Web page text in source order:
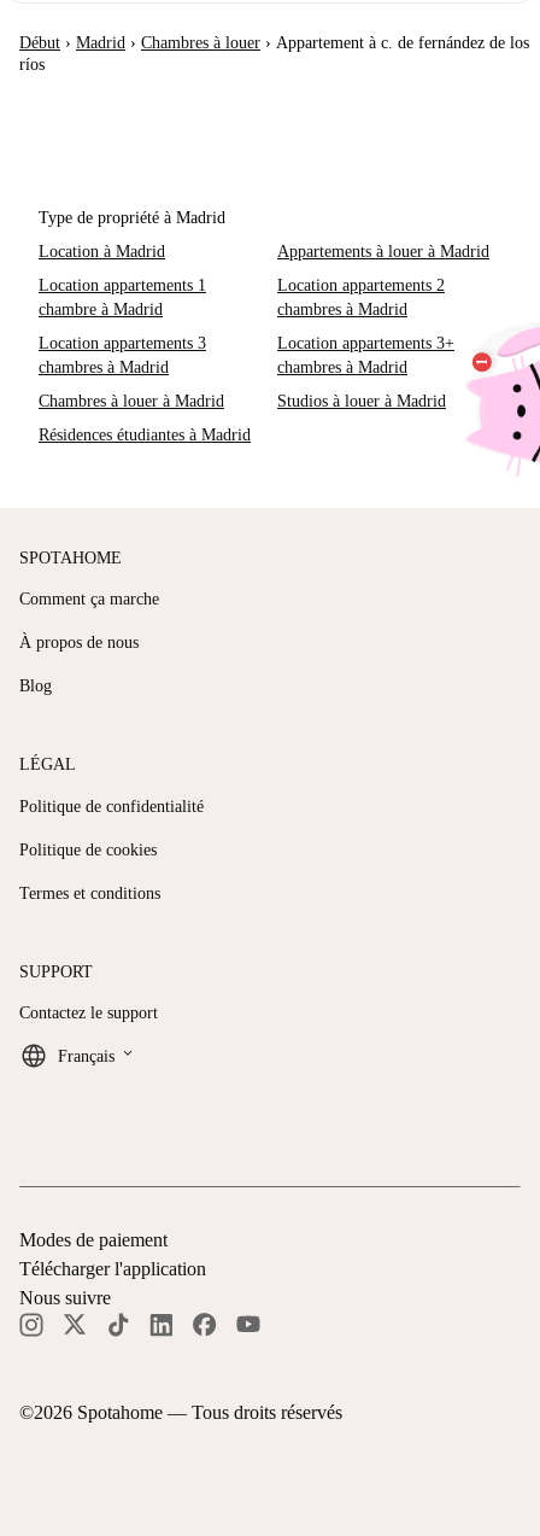
Début › Madrid › Chambres à louer › Appartement à c. de fernández de los
ríos
Type de propriété à Madrid
Location à Madrid
Appartements à louer à Madrid
Location appartements 1
chambre à Madrid
Location appartements 2
chambres à Madrid
Location appartements 3
chambres à Madrid
Location appartements 3+
chambres à Madrid
Chambres à louer à Madrid
Studios à louer à Madrid
Résidences étudiantes à Madrid
SPOTAHOME
Comment ça marche
À propos de nous
Blog
LÉGAL
Politique de confidentialité
Politique de cookies
Termes et conditions
SUPPORT
Contactez le support
Français keyboard_arrow_down
©2026 Spotahome — Tous droits réservés
Modes de paiement
Télécharger l'application
Nous suivre